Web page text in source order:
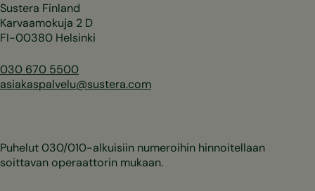
Sustera Finland
Karvaamokuja 2 D
FI-00380 Helsinki
030 670 5500
asiakaspalvelu@sustera.com
Puhelut 030/010-alkuisiin numeroihin hinnoitellaan
soittavan operaattorin mukaan.